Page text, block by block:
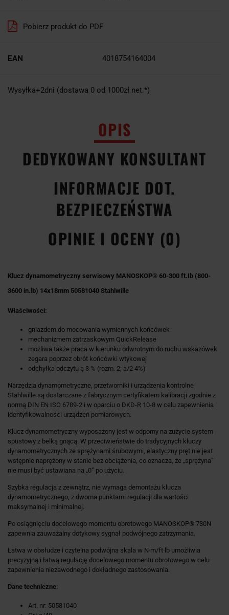
Pobierz produkt do PDF
EAN 4018754164004
Wysyłka+2dni (dostawa 0 od 1000zł net.*)
OPIS
DEDYKOWANY KONSULTANT
INFORMACJE DOT.
BEZPIECZEŃSTWA
OPINIE I OCENY (0)
Klucz dynamometryczny serwisowy MANOSKOP® 60-300 ft.Ib (800-
3600 in.lb) 14x18mm 50581040 Stahlwille
Właściwości:
gniazdem do mocowania wymiennych końcówek
mechanizmem zatrzaskowym QuickRelease
możliwa także praca w kierunku odwrotnym do ruchu wskazówek
zegara poprzez obrót końcówki wtykowej
odchyłka odczytu ą 3 % (rozm. 2; a/2 4%)
Narzędzia dynamometryczne, przetworniki i urządzenia kontrolne
Stahlwille są dostarczane z fabrycznym certyfikatem kalibracji zgodnie z
normą DIN EN ISO 6789-2 i w oparciu o DKD-R 10-8 w celu zapewnienia
identyfikowalności urządzeń pomiarowych.
Klucz dynamometryczny wyposażony jest w odporny na zużycie system
spustowy z belką gnącą. W przeciwieństwie do tradycyjnych kluczy
dynamometrycznych ze sprężynami śrubowymi, elastyczny pręt nie jest
wstępnie naprężony w stanie bez obciążenia, co oznacza, że „sprężyna”
nie musi być ustawiana na „0” po użyciu.
Szybka regulacja z zewnątrz, nie wymaga demontażu klucza
dynamometrycznego, z dwoma punktami regulacji dla wartości
maksymalnej i minimalnej.
Po osiągnięciu docelowego momentu obrotowego MANOSKOP® 730N
zapewnia zauważalny dotykowy sygnał podwójnego zatrzymania.
Łatwa w obsłudze i czytelna podwójna skala w N·m/ft·lb umożliwia
precyzyjną i łatwą regulację docelowego momentu obrotowego w celu
zapewnienia niezawodnego i dokładnego zastosowania.
Dane techniczne:
Art. nr: 50581040